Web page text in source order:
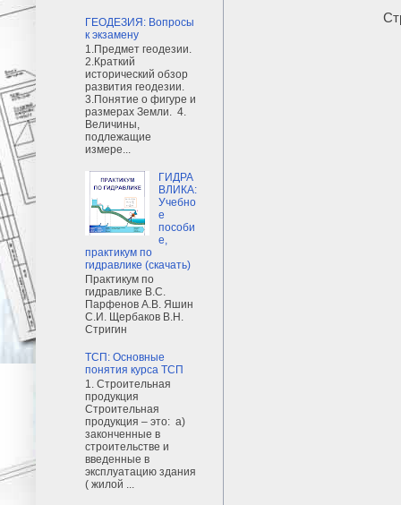
ГЕОДЕЗИЯ: Вопросы
к экзамену
1.Предмет геодезии.
2.Краткий
исторический обзор
развития геодезии.
3.Понятие о фигуре и
размерах Земли. 4.
Величины,
подлежащие
измере...
ГИДРА
ВЛИКА:
Учебно
е
пособи
е,
практикум по
гидравлике (скачать)
Практикум по
гидравлике В.С.
Парфенов А.В. Яшин
С.И. Щербаков В.Н.
Стригин
ТСП: Основные
понятия курса ТСП
1. Строительная
продукция
Строительная
продукция – это: а)
законченные в
строительстве и
введенные в
эксплуатацию здания
( жилой ...